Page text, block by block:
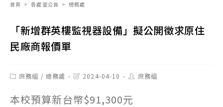
首頁 > 各處室公告 > 總務處
「新增群英樓監視器設備」擬公開徵求原住
民廠商報價單
Post庶務組 / 總務處
Post2024-04-10
Post庶務組
本校預算新台幣$91,300元